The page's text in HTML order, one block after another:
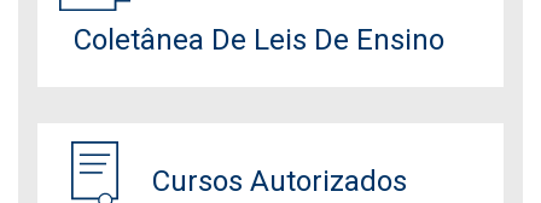
Coletânea De Leis De Ensino
Cursos Autorizados